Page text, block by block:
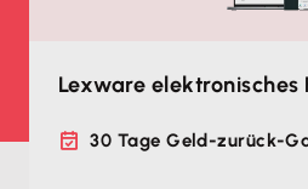
Lexware elektronisches
30 Tage Geld-zurück-